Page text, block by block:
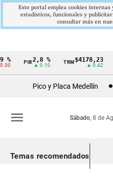
Cintillo
Colombia
PIB2,8 %
▲ 0.10
TRM$4178,23
▲ 0.42
Pico y Placa Medellín
Sábado, 8 de
menu
Temas recomendados
Este portal emplea cookies internas
estadísticos, funcionales y
consultar más en